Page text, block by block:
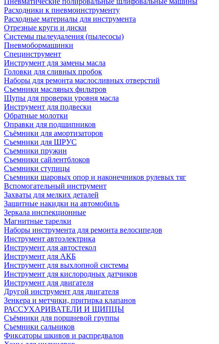
Расходники к пневмоинструменту
Расходные материалы для инструмента
Отрезные круги и диски
Системы пылеудаления (пылесосы)
Пневмобормашинки
Специнструмент
Инструмент для замены масла
Головки для сливных пробок
Наборы для ремонта маслосливных отверстий
Съемники масляных фильтров
Щупы для проверки уровня масла
Инструмент для подвески
Обратные молотки
Оправки для подшипников
Съёмники для амортизаторов
Съемники для ШРУС
Съемники пружин
Съемники сайлентблоков
Съемники ступицы
Съемники шаровых опор и наконечников рулевых тяг
Вспомогательный инструмент
Захваты для мелких деталей
Защитные накидки на автомобиль
Зеркала инспекционные
Магнитные тарелки
Наборы инструмента для ремонта велосипедов
Инструмент автоэлектрика
Инструмент для автостекол
Инструмент для АКБ
Инструмент для выхлопной системы
Инструмент для кислородных датчиков
Инструмент для двигателя
Другой инструмент для двигателя
Зенкера и метчики, притирка клапанов
РАССУХАРИВАТЕЛИ И ЩИПЦЫ
Съёмники для поршневой группы
Съемники сальников
Фиксаторы шкивов и распредвалов